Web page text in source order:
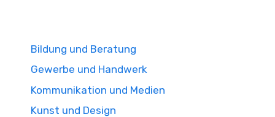
Bildung und Beratung
Gewerbe und Handwerk
Kommunikation und Medien
Kunst und Design